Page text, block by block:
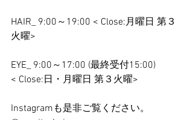
HAIR_ 9:00～19:00 < Close:月曜日 第３
火曜>
EYE_ 9:00～17:00 (最終受付15:00)
< Close:日・月曜日 第３火曜>
Instagramも是非ご覧ください。